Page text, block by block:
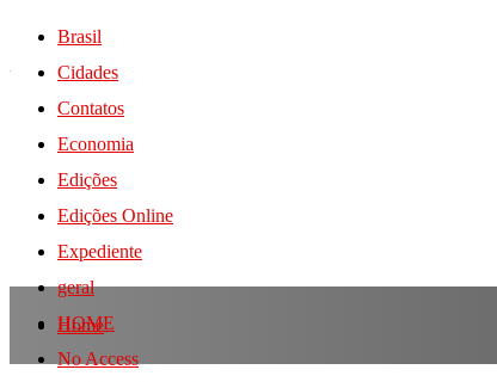
Brasil
Cidades
Contatos
Economia
Edições
Edições Online
Expediente
geral
HOME
No Access
Home